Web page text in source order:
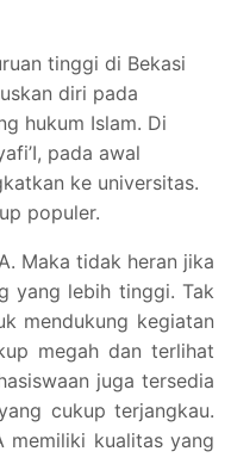
tinggi di Bekasi
diri pada
hukum Islam. Di
pada awal
ke universitas.
populer.
Maka tidak heran jika
yang lebih tinggi. Tak
mendukung kegiatan
megah dan terlihat
juga tersedia
cukup terjangkau.
memiliki kualitas yang